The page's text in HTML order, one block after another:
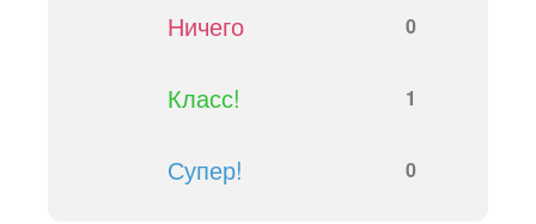
Ничего 0
Класс! 1
Супер! 0